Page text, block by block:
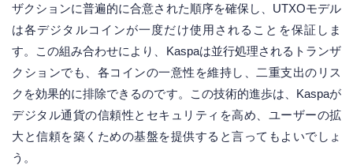
ザクションに普遍的に合意された順序を確保し、UTXOモデル
は各デジタルコインが一度だけ使用されることを保証しま
す。この組み合わせにより、Kaspaは並行処理されるトランザ
クションでも、各コインの一意性を維持し、二重支出のリス
クを効果的に排除できるのです。この技術的進歩は、Kaspaが
デジタル通貨の信頼性とセキュリティを高め、ユーザーの拡
大と信頼を築くための基盤を提供すると言ってもよいでしょ
う。